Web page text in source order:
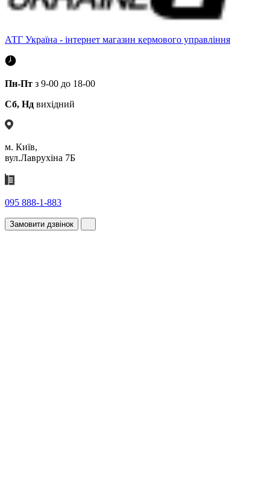
АТГ Україна - інтернет магазин кермового управління
Пн-Пт з 9-00 до 18-00
Сб, Нд вихідний
м. Київ,
вул.Лаврухіна 7Б
095 888-1-883
Замовити дзвінок